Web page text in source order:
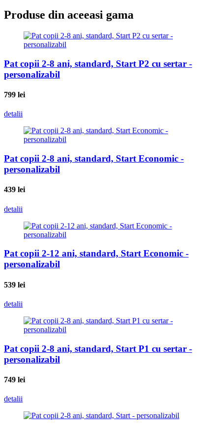
Produse din aceeasi gama
Pat copii 2-8 ani, standard, Start P2 cu sertar -
personalizabil
799 lei
detalii
Pat copii 2-8 ani, standard, Start Economic -
personalizabil
439 lei
detalii
Pat copii 2-12 ani, standard, Start Economic -
personalizabil
539 lei
detalii
Pat copii 2-8 ani, standard, Start P1 cu sertar -
personalizabil
749 lei
detalii